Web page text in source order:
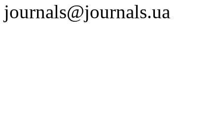
journals@journals.ua